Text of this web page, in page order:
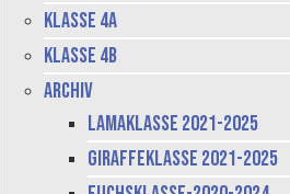
Klasse 4a
Klasse 4b
Archiv
Lamaklasse 2021-2025
Giraffeklasse 2021-2025